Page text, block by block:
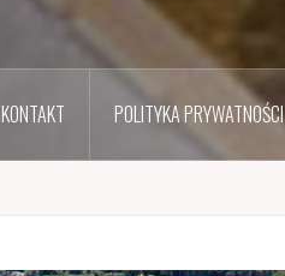
KONTAKT POLITYKA PRYWATNOŚCI